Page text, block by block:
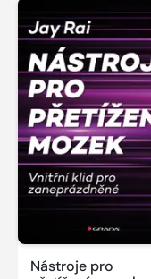
Nástroje pro